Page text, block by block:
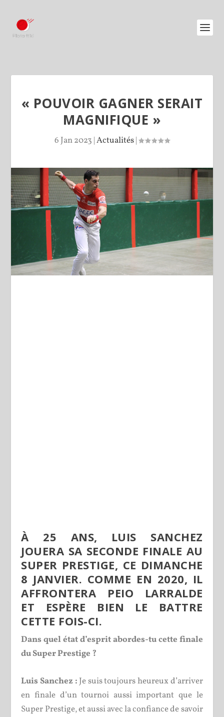
« POUVOIR GAGNER SERAIT
MAGNIFIQUE »
6 Jan 2023 |Actualités|
À 25 ANS, LUIS SANCHEZ
JOUERA SA SECONDE FINALE AU
SUPER PRESTIGE, CE DIMANCHE
8 JANVIER. COMME EN 2020, IL
AFFRONTERA PEIO LARRALDE
ET ESPÈRE BIEN LE BATTRE
CETTE FOIS-CI.
Dans quel état d’esprit abordes-tu cette finale
du Super Prestige ?
Luis Sanchez : Je suis toujours heureux d’arriver
en finale d’un tournoi aussi important que le
Super Prestige, et aussi avec la confiance de savoir